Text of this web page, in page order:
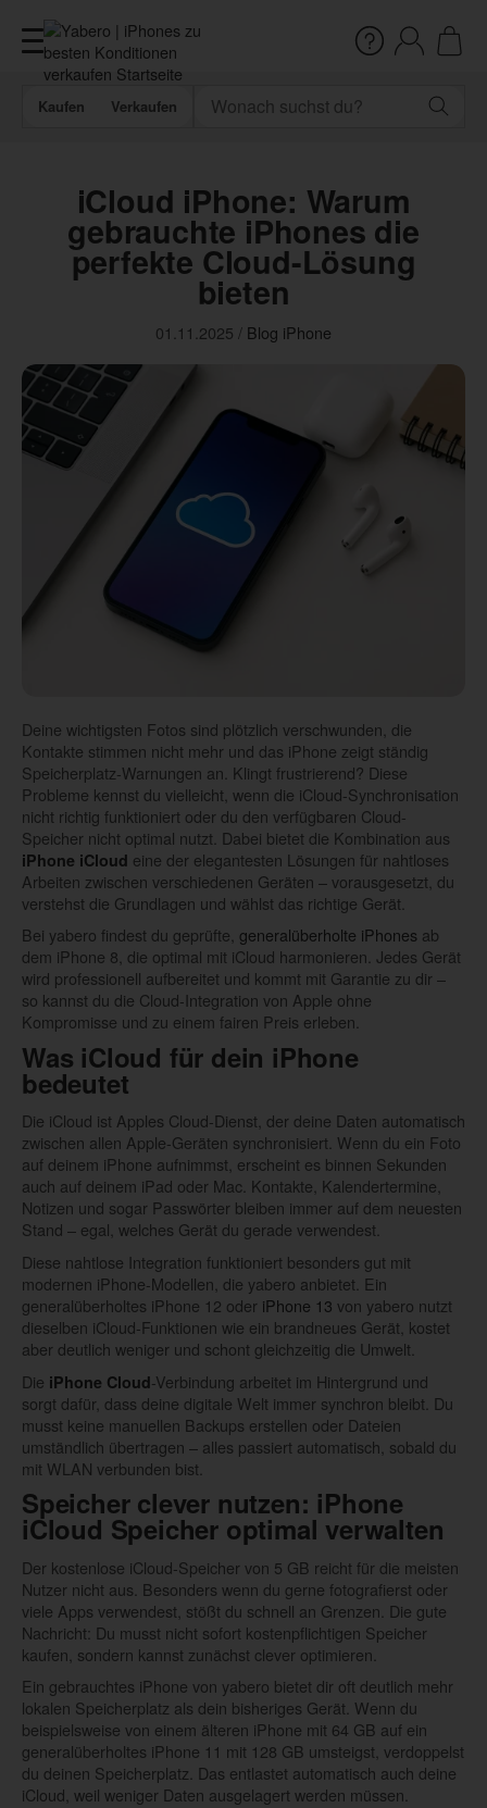
Kaufen Verkaufen
iCloud iPhone: Warum
gebrauchte iPhones die
perfekte Cloud-Lösung
bieten
01.11.2025 / Blog iPhone
Deine wichtigsten Fotos sind plötzlich verschwunden, die
Kontakte stimmen nicht mehr und das iPhone zeigt ständig
Speicherplatz-Warnungen an. Klingt frustrierend? Diese
Probleme kennst du vielleicht, wenn die iCloud-Synchronisation
nicht richtig funktioniert oder du den verfügbaren Cloud-
Speicher nicht optimal nutzt. Dabei bietet die Kombination aus
iPhone iCloud eine der elegantesten Lösungen für nahtloses
Arbeiten zwischen verschiedenen Geräten – vorausgesetzt, du
verstehst die Grundlagen und wählst das richtige Gerät.
Bei yabero findest du geprüfte, generalüberholte iPhones ab
dem iPhone 8, die optimal mit iCloud harmonieren. Jedes Gerät
wird professionell aufbereitet und kommt mit Garantie zu dir –
so kannst du die Cloud-Integration von Apple ohne
Kompromisse und zu einem fairen Preis erleben.
Was iCloud für dein iPhone
bedeutet
Die iCloud ist Apples Cloud-Dienst, der deine Daten automatisch
zwischen allen Apple-Geräten synchronisiert. Wenn du ein Foto
auf deinem iPhone aufnimmst, erscheint es binnen Sekunden
auch auf deinem iPad oder Mac. Kontakte, Kalendertermine,
Notizen und sogar Passwörter bleiben immer auf dem neuesten
Stand – egal, welches Gerät du gerade verwendest.
Diese nahtlose Integration funktioniert besonders gut mit
modernen iPhone-Modellen, die yabero anbietet. Ein
generalüberholtes iPhone 12 oder iPhone 13 von yabero nutzt
dieselben iCloud-Funktionen wie ein brandneues Gerät, kostet
aber deutlich weniger und schont gleichzeitig die Umwelt.
Die iPhone Cloud-Verbindung arbeitet im Hintergrund und
sorgt dafür, dass deine digitale Welt immer synchron bleibt. Du
musst keine manuellen Backups erstellen oder Dateien
umständlich übertragen – alles passiert automatisch, sobald du
mit WLAN verbunden bist.
Speicher clever nutzen: iPhone
iCloud Speicher optimal verwalten
Der kostenlose iCloud-Speicher von 5 GB reicht für die meisten
Nutzer nicht aus. Besonders wenn du gerne fotografierst oder
viele Apps verwendest, stößt du schnell an Grenzen. Die gute
Nachricht: Du musst nicht sofort kostenpflichtigen Speicher
kaufen, sondern kannst zunächst clever optimieren.
Ein gebrauchtes iPhone von yabero bietet dir oft deutlich mehr
lokalen Speicherplatz als dein bisheriges Gerät. Wenn du
beispielsweise von einem älteren iPhone mit 64 GB auf ein
generalüberholtes iPhone 11 mit 128 GB umsteigst, verdoppelst
du deinen Speicherplatz. Das entlastet automatisch auch deine
iCloud, weil weniger Daten ausgelagert werden müssen.